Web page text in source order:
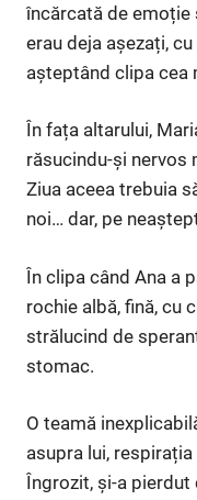
încărcată de emoție
erau deja așezați,
așteptând clipa cea
În fața altarului,
răsucindu-și nervos
Ziua aceea trebuia
noi… dar, pe
În clipa când Ana a
rochie albă, fină, cu
strălucind de
stomac.
O teamă
asupra lui,
Îngrozit, și-a pierdut